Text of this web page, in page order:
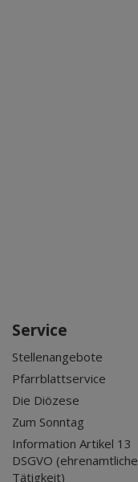
Service
Stellenangebote
Pfarrblattservice
Die Diözese
Zum Sonntag
Information Artikel 13
DSGVO (ehrenamtliche
Tätigkeit)